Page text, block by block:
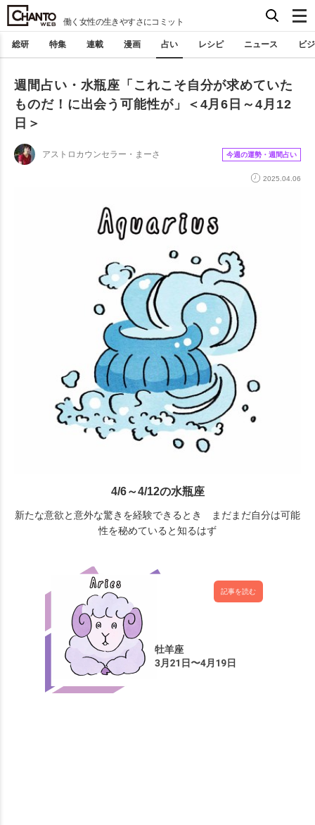
働く女性の生きやすさにコミット
総研 特集 連載 漫画 占い レシピ ニュース ビ
週間占い・水瓶座「これこそ自分が求めていた
ものだ！に出会う可能性が」＜4月6日～4月12
日＞
アストロカウンセラー・まーさ 今週の運勢・週間占い
2025.04.06
4/6～4/12の水瓶座
新たな意欲と意外な驚きを経験できるとき まだまだ自分は可能
性を秘めていると知るはず
記事を読む